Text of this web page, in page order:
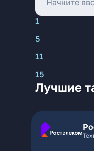
1
5
11
15
Лучшие